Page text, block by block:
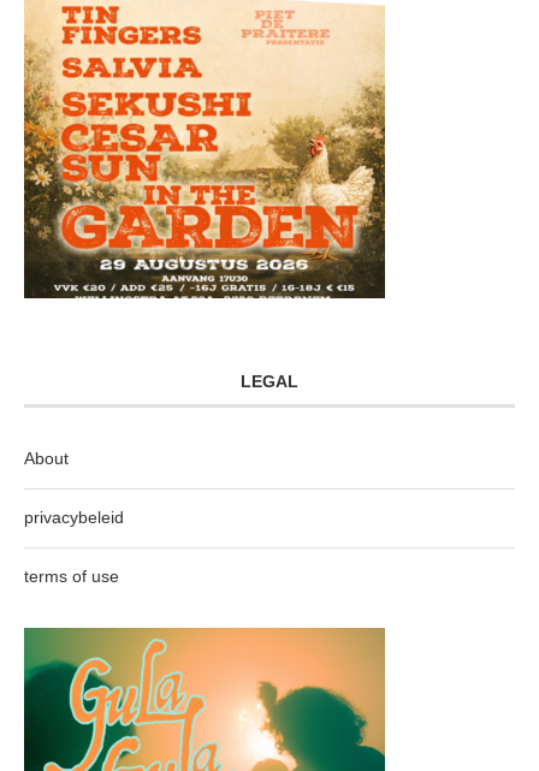
LEGAL
About
privacybeleid
terms of use